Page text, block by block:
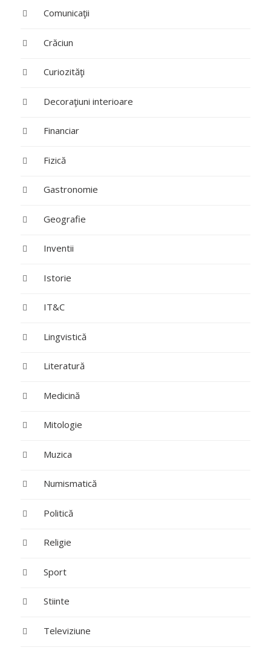
Comunicaţii
Crăciun
Curiozităţi
Decoraţiuni interioare
Financiar
Fizică
Gastronomie
Geografie
Inventii
Istorie
IT&C
Lingvistică
Literatură
Medicină
Mitologie
Muzica
Numismatică
Politică
Religie
Sport
Stiinte
Televiziune